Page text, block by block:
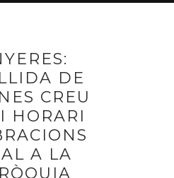
DE
CREU
HORARI
A LA